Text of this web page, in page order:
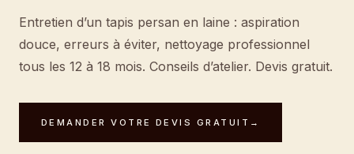
Entretien d’un tapis persan en laine : aspiration
douce, erreurs à éviter, nettoyage professionnel
tous les 12 à 18 mois. Conseils d’atelier. Devis gratuit.
DEMANDER VOTRE DEVIS GRATUIT →